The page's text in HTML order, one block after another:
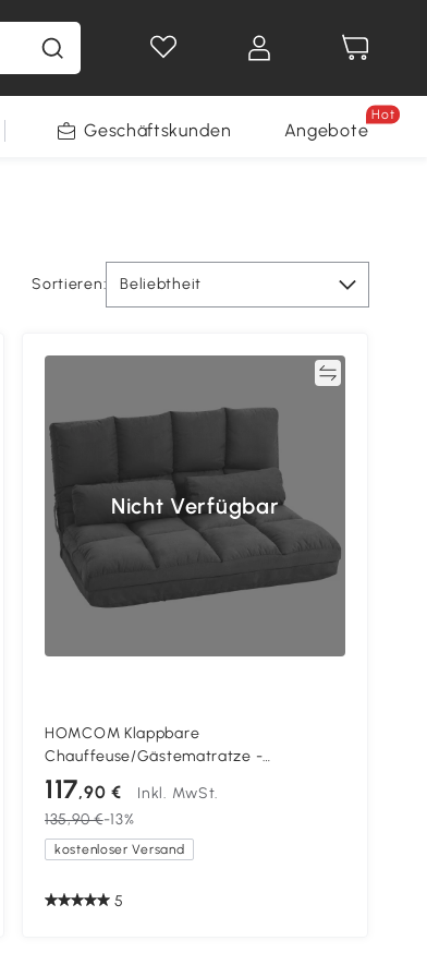
Gewinnspiele
RestpostenGeschäftskunden Angebote
Hot
Sortieren: Beliebtheit
Nicht Verfügbar
HOMCOM Klappbare
Chauffeuse/Gästematratze -
verstellbare Rückenlehne in 14
Positionen - 2 Kissen inklusive, grau
117,90 €
Inkl. MwSt.
135,90 €-13%
kostenloser Versand
5